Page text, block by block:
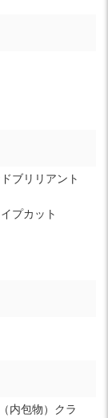
ブリリアント
プカット
内包物）クラ